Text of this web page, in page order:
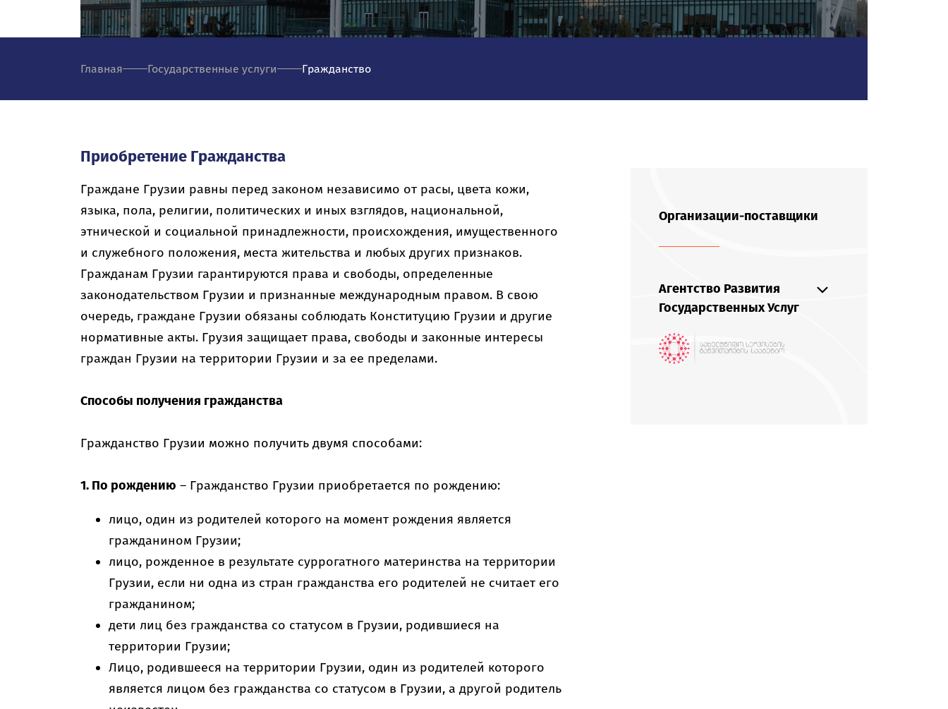
Главная Государственные услуги Гражданство
Приобретение Гражданства
Граждане Грузии равны перед законом независимо от расы, цвета кожи,
языка, пола, религии, политических и иных взглядов, национальной,
этнической и социальной принадлежности, происхождения, имущественного
и служебного положения, места жительства и любых других признаков.
Гражданам Грузии гарантируются права и свободы, определенные
законодательством Грузии и признанные международным правом. В свою
очередь, граждане Грузии обязаны соблюдать Конституцию Грузии и другие
нормативные акты. Грузия защищает права, свободы и законные интересы
граждан Грузии на территории Грузии и за ее пределами.
Способы получения гражданства
Гражданство Грузии можно получить двумя способами:
1. По рождению – Гражданство Грузии приобретается по рождению:
лицо, один из родителей которого на момент рождения является
гражданином Грузии;
лицо, рожденное в результате суррогатного материнства на территории
Грузии, если ни одна из стран гражданства его родителей не считает его
гражданином;
дети лиц без гражданства со статусом в Грузии, родившиеся на
территории Грузии;
Лицо, родившееся на территории Грузии, один из родителей которого
является лицом без гражданства со статусом в Грузии, а другой родитель
Организации-поставщики
Агентство Развития
Государственных Услуг